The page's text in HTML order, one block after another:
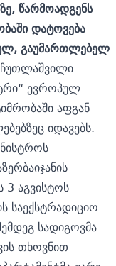
წარმოადგენს
დატოვება
გაუმართლებელ
ევროპულ
აფგან
იდავებს.
აგვისტოს
საექსტრადიციო
სადიგოვმა
თხოვნით